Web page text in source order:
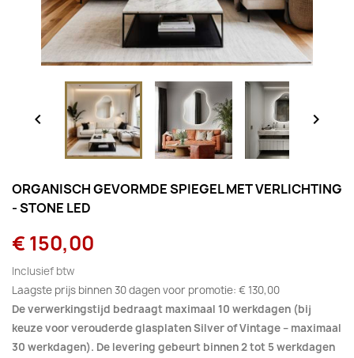
 
ORGANISCH GEVORMDE SPIEGEL MET VERLICHTING
- STONE LED
€ 150,00
Inclusief btw
Laagste prijs binnen 30 dagen voor promotie: € 130,00
De verwerkingstijd bedraagt maximaal 10 werkdagen (bij
keuze voor verouderde glasplaten Silver of Vintage – maximaal
30 werkdagen). De levering gebeurt binnen 2 tot 5 werkdagen